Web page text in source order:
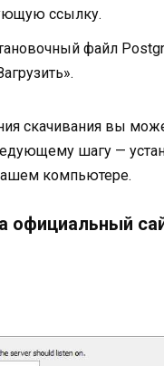
ссылку.
файл
скачивания вы
шагу —
компьютере.
официальный